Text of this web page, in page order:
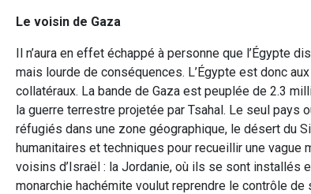
Le voisin de Gaza
Il n’aura en effet échappé à personne que l’Égypte
mais lourde de conséquences. L’Égypte est donc
collatéraux. La bande de Gaza est peuplée de 2.3
la guerre terrestre projetée par Tsahal. Le seul pays
réfugiés dans une zone géographique, le désert du
humanitaires et techniques pour recueillir une
voisins d’Israël : la Jordanie, où ils se sont installés
monarchie hachémite voulut reprendre le contrôle